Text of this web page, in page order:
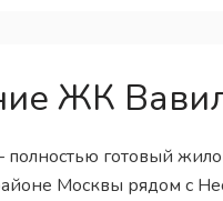
ЖК
полностью готовый
Москвы рядом с